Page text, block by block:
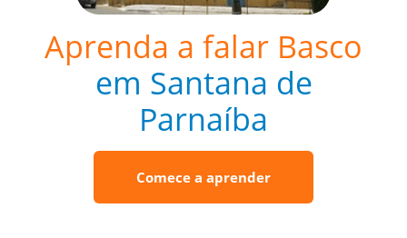
Aprenda a falar Basco
em Santana de
Parnaíba
Comece a aprender